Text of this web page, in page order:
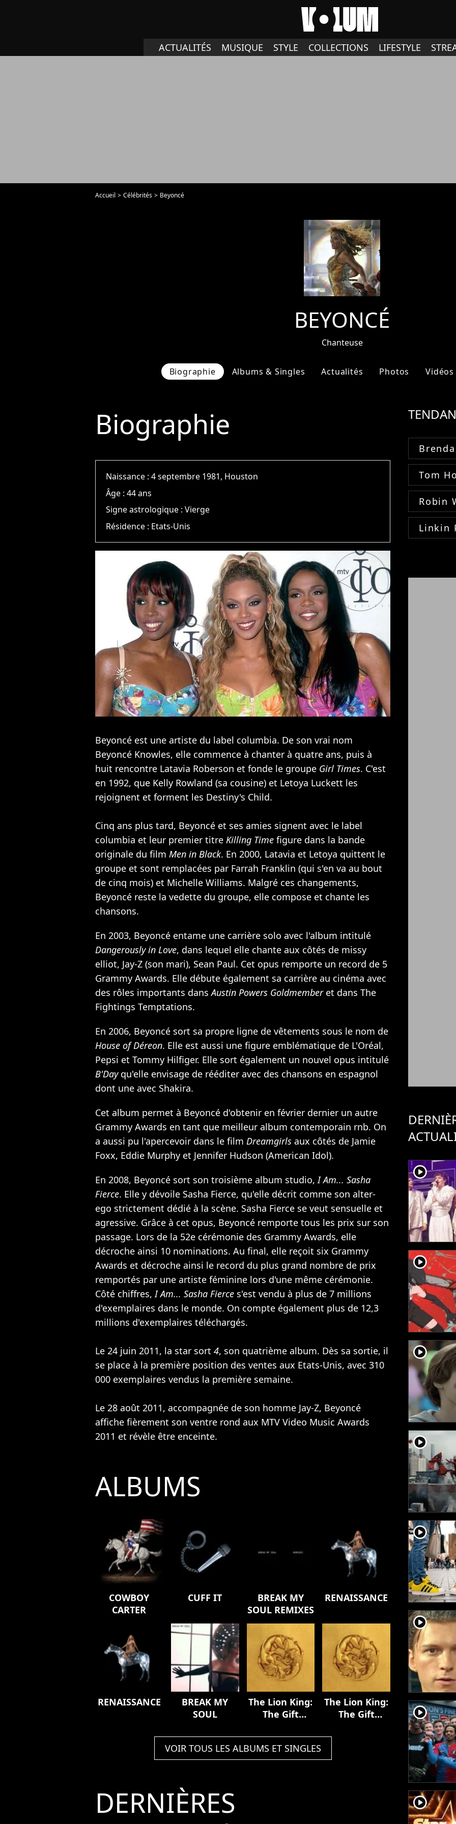
ACTUALITÉS MUSIQUE STYLE COLLECTIONS LIFESTYLE
Accueil Célébrités Beyoncé
BEYONCÉ
Chanteuse
Biographie Albums & Singles Actualités Photos Vidéos
Biographie
Naissance :4 septembre 1981, Houston
Âge :44 ans
Signe astrologique :Vierge
Résidence : Etats-Unis
Beyoncé est une artiste du label columbia. De son vrai nom
Beyoncé Knowles, elle commence à chanter à quatre ans, puis à
huit rencontre Latavia Roberson et fonde le groupe Girl Times. C'est
en 1992, que Kelly Rowland (sa cousine) et Letoya Luckett les
rejoignent et forment les Destiny's Child.
Cinq ans plus tard, Beyoncé et ses amies signent avec le label
columbia et leur premier titre Killing Time figure dans la bande
originale du film Men in Black. En 2000, Latavia et Letoya quittent le
groupe et sont remplacées par Farrah Franklin (qui s'en va au bout
de cinq mois) et Michelle Williams. Malgré ces changements,
Beyoncé reste la vedette du groupe, elle compose et chante les
chansons.
En 2003, Beyoncé entame une carrière solo avec l'album intitulé
Dangerously in Love, dans lequel elle chante aux côtés de missy
elliot, Jay-Z (son mari), Sean Paul. Cet opus remporte un record de 5
Grammy Awards. Elle débute également sa carrière au cinéma avec
des rôles importants dansAustin Powers Goldmemberet dans The
Fightings Temptations.
En 2006, Beyoncé sort sa propre ligne de vêtements sous le nom de
House of Déreon. Elle est aussi une figure emblématique de L'Oréal,
Pepsi et Tommy Hilfiger. Elle sort également un nouvel opus intitulé
B'Dayqu'elle envisage de rééditer avec des chansons en espagnol
dont une avec Shakira.
Cet album permet à Beyoncé d'obtenir en février dernier un autre
Grammy Awards en tant que meilleur album contemporain rnb. On
a aussi pu l'apercevoir dans le film Dreamgirls aux côtés de Jamie
Foxx, Eddie Murphy et Jennifer Hudson (American Idol).
En 2008, Beyoncé sort son troisième album studio,I Am... Sasha
Fierce. Elle y dévoile Sasha Fierce, qu'elle décrit comme son alter-
ego strictement dédié à la scène. Sasha Fierce se veut sensuelle et
agressive. Grâce à cet opus, Beyoncé remporte tous les prix sur son
passage. Lors de la 52e cérémonie des Grammy Awards, elle
décroche ainsi 10 nominations. Au final, elle reçoit six Grammy
Awards et décroche ainsi le record du plus grand nombre de prix
remportés par une artiste féminine lors d'une même cérémonie.
Côté chiffres,I Am... Sasha Fierce s'est vendu à plus de 7 millions
d'exemplaires dans le monde. On compte également plus de 12,3
millions d'exemplaires téléchargés.
Le 24 juin 2011, la star sort 4, son quatrième album. Dès sa sortie, il
se place à la première position des ventes aux Etats-Unis, avec 310
000 exemplaires vendus la première semaine.
Le 28 août 2011, accompagnée de son homme Jay-Z, Beyoncé
affiche fièrement son ventre rond aux MTV Video Music Awards
2011 et révèle être enceinte.
ALBUMS
COWBOY
CARTER
CUFF IT
BREAK MY
SOUL REMIXES
RENAISSANCE
RENAISSANCE
BREAK MY
SOUL
The Lion King:
The Gift
Edition]
The Lion King:
The Gift
VOIR TOUS LES ALBUMS ET SINGLES
DERNIÈRES
Tom
Robin
Linkin
player2
player2
player2
player2
player2
player2
player2
player2